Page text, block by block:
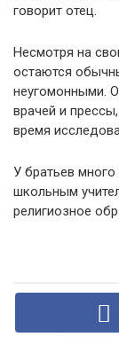
говорит отец.
Несмотря на
остаются
неугомонными.
врачей и
время
У братьев
школьным
религиозное